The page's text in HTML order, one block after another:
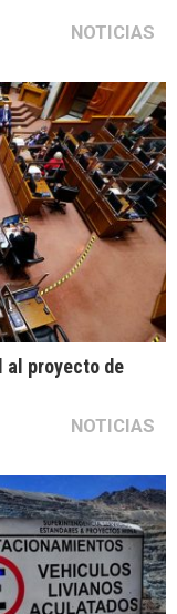
NOTICIAS
al proyecto de
NOTICIAS